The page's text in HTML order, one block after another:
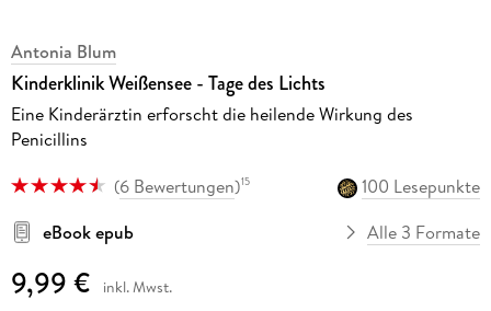
Antonia Blum
Kinderklinik Weißensee - Tage des Lichts
Eine Kinderärztin erforscht die heilende Wirkung des
Penicillins
(6 Bewertungen)15
100 Lesepunkte
eBook epub
Alle 3 Formate
9,99 € inkl. Mwst.